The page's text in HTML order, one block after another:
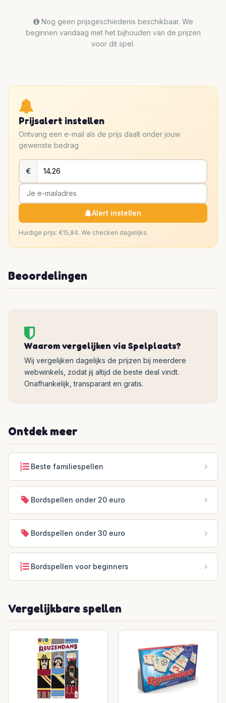
Nog geen prijsgeschiedenis beschikbaar. We
beginnen vandaag met het bijhouden van de prijzen
voor dit spel.
Prijsalert instellen
Ontvang een e-mail als de prijs daalt onder jouw
gewenste bedrag
€
Alert instellen
Huidige prijs: €15,84. We checken dagelijks.
Beoordelingen
Waarom vergelijken via Spelplaats?
Wij vergelijken dagelijks de prijzen bij meerdere
webwinkels, zodat jij altijd de beste deal vindt.
Onafhankelijk, transparant en gratis.
Ontdek meer
Beste familiespellen
Bordspellen onder 20 euro
Bordspellen onder 30 euro
Bordspellen voor beginners
Vergelijkbare spellen